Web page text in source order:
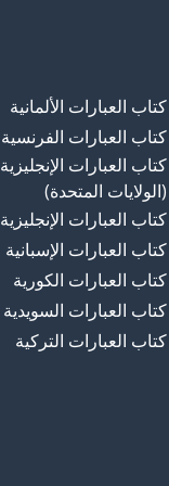
كتاب العبارات الألمانية
كتاب العبارات الفرنسية
كتاب العبارات الإنجليزية
(الولايات المتحدة)
كتاب العبارات الإنجليزية
كتاب العبارات الإسبانية
كتاب العبارات الكورية
كتاب العبارات السويدية
كتاب العبارات التركية